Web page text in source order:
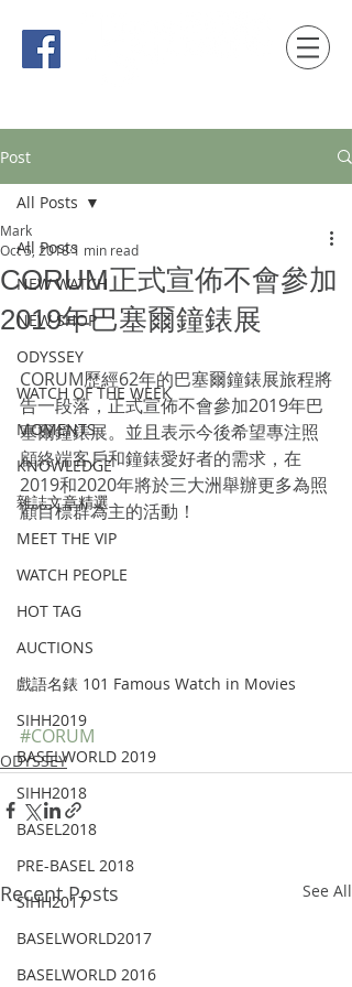
Post
All Posts
NEW WATCH
NEW SHOP
ODYSSEY
WATCH OF THE WEEK
MOMENTS
KNOWLEDGE
雜誌文章精選
MEET THE VIP
WATCH PEOPLE
HOT TAG
AUCTIONS
戲語名錶 101 Famous Watch in Movies
SIHH2019
BASELWORLD 2019
SIHH2018
BASEL2018
PRE-BASEL 2018
SIHH2017
BASELWORLD2017
BASELWORLD 2016
All Posts
CORUM正式宣佈不會參加
2019年巴塞爾鐘錶展
Mark
Oct 5, 20181 min read
CORUM歷經62年的巴塞爾鐘錶展旅程將
告一段落，正式宣佈不會參加2019年巴
塞爾鐘錶展。並且表示今後希望專注照
顧終端客戶和鐘錶愛好者的需求，在
2019和2020年將於三大洲舉辦更多為照
顧目標群為主的活動！
#CORUM
ODYSSEY
Recent Posts See All